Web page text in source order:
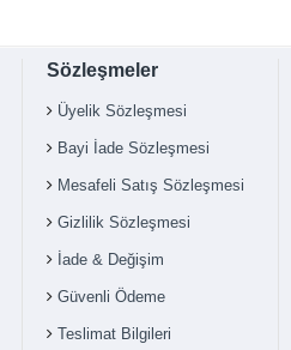
Sözleşmeler
Üyelik Sözleşmesi
Bayi İade Sözleşmesi
Mesafeli Satış Sözleşmesi
Gizlilik Sözleşmesi
İade & Değişim
Güvenli Ödeme
Teslimat Bilgileri